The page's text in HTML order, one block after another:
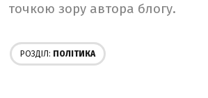
точкою зору автора блогу.
РОЗДІЛ: ПОЛІТИКА